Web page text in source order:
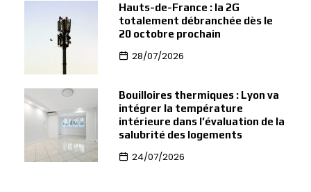
Hauts-de-France : la 2G
totalement débranchée dès le
20 octobre prochain
28/07/2026
Bouilloires thermiques : Lyon va
intégrer la température
intérieure dans l’évaluation de la
salubrité des logements
24/07/2026